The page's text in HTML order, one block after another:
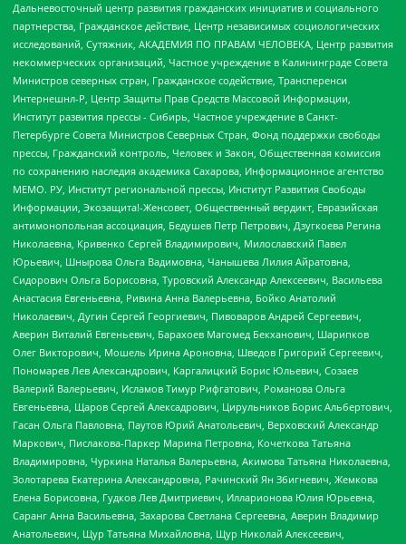
Дальневосточный центр развития гражданских инициатив и социального
партнерства, Гражданское действие, Центр независимых социологических
исследований, Сутяжник, АКАДЕМИЯ ПО ПРАВАМ ЧЕЛОВЕКА, Центр развития
некоммерческих организаций, Частное учреждение в Калининграде Совета
Министров северных стран, Гражданское содействие, Трансперенси
Интернешнл-Р, Центр Защиты Прав Средств Массовой Информации,
Институт развития прессы - Сибирь, Частное учреждение в Санкт-
Петербурге Совета Министров Северных Стран, Фонд поддержки свободы
прессы, Гражданский контроль, Человек и Закон, Общественная комиссия
по сохранению наследия академика Сахарова, Информационное агентство
МЕМО. РУ, Институт региональной прессы, Институт Развития Свободы
Информации, Экозащита!-Женсовет, Общественный вердикт, Евразийская
антимонопольная ассоциация, Бедушев Петр Петрович, Дзугкоева Регина
Николаевна, Кривенко Сергей Владимирович, Милославский Павел
Юрьевич, Шнырова Ольга Вадимовна, Чанышева Лилия Айратовна,
Сидорович Ольга Борисовна, Туровский Александр Алексеевич, Васильева
Анастасия Евгеньевна, Ривина Анна Валерьевна, Бойко Анатолий
Николаевич, Дугин Сергей Георгиевич, Пивоваров Андрей Сергеевич,
Аверин Виталий Евгеньевич, Барахоев Магомед Бекханович, Шарипков
Олег Викторович, Мошель Ирина Ароновна, Шведов Григорий Сергеевич,
Пономарев Лев Александрович, Каргалицкий Борис Юльевич, Созаев
Валерий Валерьевич, Исламов Тимур Рифгатович, Романова Ольга
Евгеньевна, Щаров Сергей Алексадрович, Цирульников Борис Альбертович,
Гасан Ольга Павловна, Паутов Юрий Анатольевич, Верховский Александр
Маркович, Пислакова-Паркер Марина Петровна, Кочеткова Татьяна
Владимировна, Чуркина Наталья Валерьевна, Акимова Татьяна Николаевна,
Золотарева Екатерина Александровна, Рачинский Ян Збигневич, Жемкова
Елена Борисовна, Гудков Лев Дмитриевич, Илларионова Юлия Юрьевна,
Саранг Анна Васильевна, Захарова Светлана Сергеевна, Аверин Владимир
Анатольевич, Щур Татьяна Михайловна, Щур Николай Алексеевич,